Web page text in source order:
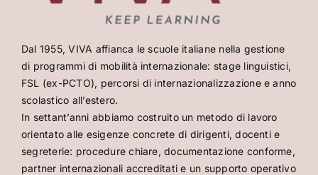
Dal 1955, VIVA affianca le scuole italiane nella gestione
di programmi di mobilità internazionale: stage linguistici,
FSL (ex-PCTO), percorsi di internazionalizzazione e anno
scolastico all’estero.
In settant’anni abbiamo costruito un metodo di lavoro
orientato alle esigenze concrete di dirigenti, docenti e
segreterie: procedure chiare, documentazione conforme,
partner internazionali accreditati e un supporto operativo